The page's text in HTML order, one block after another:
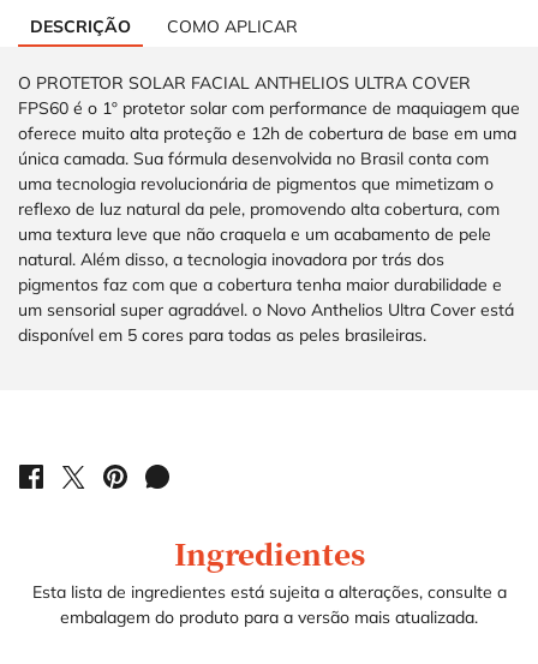
CARACTERÍSTICAS DOS PRODUTOS
DESCRIÇÃO COMO APLICAR
O PROTETOR SOLAR FACIAL ANTHELIOS ULTRA COVER
FPS60 é o 1º protetor solar com performance de maquiagem que
oferece muito alta proteção e 12h de cobertura de base em uma
única camada. Sua fórmula desenvolvida no Brasil conta com
uma tecnologia revolucionária de pigmentos que mimetizam o
reflexo de luz natural da pele, promovendo alta cobertura, com
uma textura leve que não craquela e um acabamento de pele
natural. Além disso, a tecnologia inovadora por trás dos
pigmentos faz com que a cobertura tenha maior durabilidade e
um sensorial super agradável. o Novo Anthelios Ultra Cover está
disponível em 5 cores para todas as peles brasileiras.
COMPARTILHE EM: FACEBOOK
COMPARTILHE EM: TWITTER
COMPARTILHE EM: PINTEREST
COMPARTILHE EM: WHATSAPP
Ingredientes
Esta lista de ingredientes está sujeita a alterações, consulte a
embalagem do produto para a versão mais atualizada.